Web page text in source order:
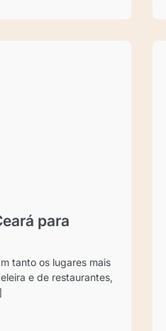
para
tanto os lugares mais
e de restaurantes,